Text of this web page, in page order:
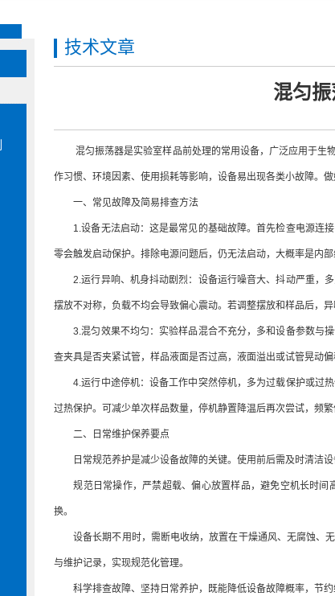
技术文章
混匀
混匀振荡器是实验室样品前处理的常用设备，广泛应用于生物
作习惯、环境因素、使用损耗等影响，设备易出现各类小故障。
一、常见故障及简易排查方法
1.设备无法启动：这是最常见的基础故障。首先检查电源连接
零会触发启动保护。排除电源问题后，仍无法启动，大概率是内
2.运行异响、机身抖动剧烈：设备运行噪音大、抖动严重，多
摆放不对称，负载不均会导致偏心震动。若调整摆放和样品后，
3.混匀效果不均匀：实验样品混合不充分，多和设备参数与操
查夹具是否夹紧试管，样品液面是否过高，液面溢出或试管晃动偏
4.运行中途停机：设备工作中突然停机，多为过载保护或过热
过热保护。可减少单次样品数量，停机静置降温后再次尝试，频繁
二、日常维护保养要点
日常规范养护是减少设备故障的关键。使用前后需及时清洁设
规范日常操作，严禁超载、偏心放置样品，避免空机长时间
换。
设备长期不用时，需断电收纳，放置在干燥通风、无腐蚀、无
与维护记录，实现规范化管理。
科学排查故障、坚持日常养护，既能降低设备故障概率，节约